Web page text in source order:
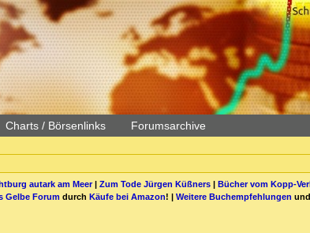
Charts / Börsenlinks Forumsarchive
autark am Meer| Zum Tode Jürgen Küßners| Bücher vom Kopp-
Gelbe Forum durch Käufe bei Amazon! | Weitere Buchempfehlungen und